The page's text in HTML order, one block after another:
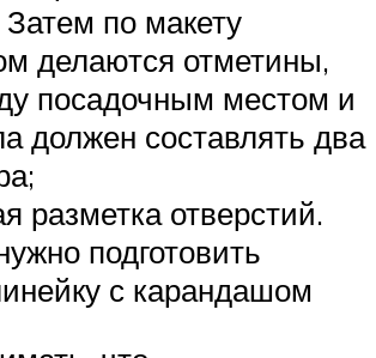
Затем по макету
делаются отметины,
посадочным местом и
должен составлять два
разметка отверстий.
подготовить
с карандашом